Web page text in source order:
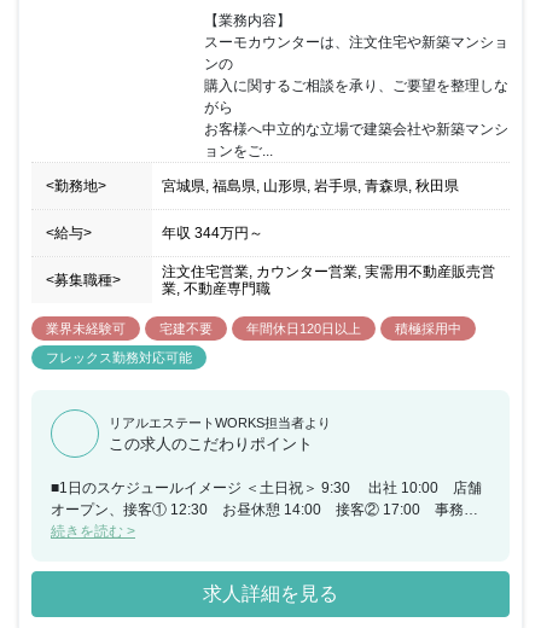
不動産金融を営むリシェス・マネジメント株式会社、ウェルス・リ
アルティ・マネジメント株式会社と、ホテル運営事業を行うワール
ド・ブランズ・コレクション ホテルズ＆リゾーツ株式会社の子会社
三社を中心に業務展開をはかり、お客様のサポートを行っておりま
です。また有給以外にも5日連続で取得できるリフレッシュ休暇や
コアタイム無しのフル・フレックスなので、ご自身の裁量で出勤時
間を調整出来ます。その他にも資格支援、住宅手当、フリードリン
クなどの福利厚生がございます。※ウェルス・リアルティ・マネジ
メント株式会社に在籍出向となります。 勤務地や給与など条件に変
更ありません。
【業務内容】
スーモカウンターは、注文住宅や新築マンショ
ンの
購入に関するご相談を承り、ご要望を整理しな
がら
お客様へ中立的な立場で建築会社や新築マンシ
ョンをご...
<勤務地> 宮城県, 福島県, 山形県, 岩手県, 青森県, 秋田県
<給与> 年収 344万円 ～
<募集職種>
注文住宅営業, カウンター営業, 実需用不動産販売営
業, 不動産専門職
業界未経験可 宅建不要 年間休日120日以上
積極採用中
フレックス勤務対応可能
リアルエステートWORKS担当者より
この求人のこだわりポイント
■1日のスケジュールイメージ ＜土日祝＞ 9:30 出社 10:00 店舗
オープン、接客① 12:30 お昼休憩 14:00 接客② 17:00 事務処
理、カスタマー/クライアントフォロー業務 19:30 退勤 ＜平日＞
14:00 クライアントとのお打ち合わせ、カスタマー/ クライアント
フォロー業務 17:00 事務作業 18:30 退勤 ※月の平均残業時間
は25時間となりますので、土日祝／ 平日いずれにおいても必要応
続きを読む >
求人詳細を見る